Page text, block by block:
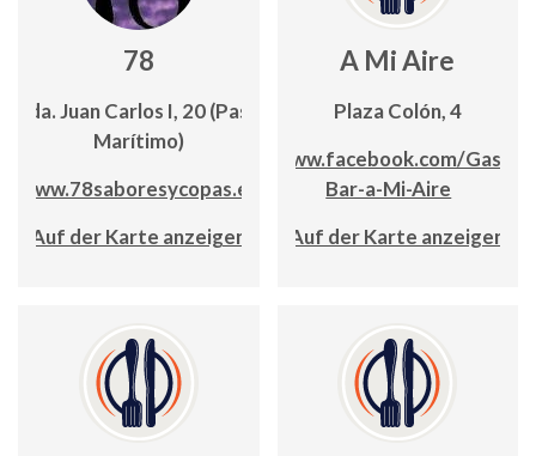
78
Avda. Juan Carlos I, 20 (Paseo
Marítimo)
www.78saboresycopas.es
Auf der Karte anzeigen
A Mi Aire
Plaza Colón, 4
www.facebook.com/
Bar-a-Mi-Aire
Auf der Karte anzeigen